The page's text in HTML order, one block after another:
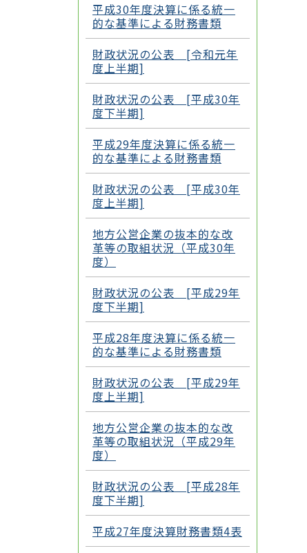
平成30年度決算に係る統一
的な基準による財務書類
財政状況の公表 [令和元年
度上半期]
財政状況の公表 [平成30年
度下半期]
平成29年度決算に係る統一
的な基準による財務書類
財政状況の公表 [平成30年
度上半期]
地方公営企業の抜本的な改
革等の取組状況（平成30年
度）
財政状況の公表 [平成29年
度下半期]
平成28年度決算に係る統一
的な基準による財務書類
財政状況の公表 [平成29年
度上半期]
地方公営企業の抜本的な改
革等の取組状況（平成29年
度）
財政状況の公表 [平成28年
度下半期]
平成27年度決算財務書類4表